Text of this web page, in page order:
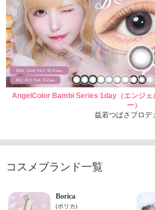
AngelColor Bambi Series 1day（エンジェ
ー）
益若つばさプロデ
コスメブランド一覧